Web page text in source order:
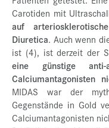
Carotiden mit
auf
Diuretica. Auch wenn
ist (4), ist derzeit der
eine günstige anti-
Calciumantagonisten
MIDAS war der
Gegenstände in Gold
Calciumantagonisten